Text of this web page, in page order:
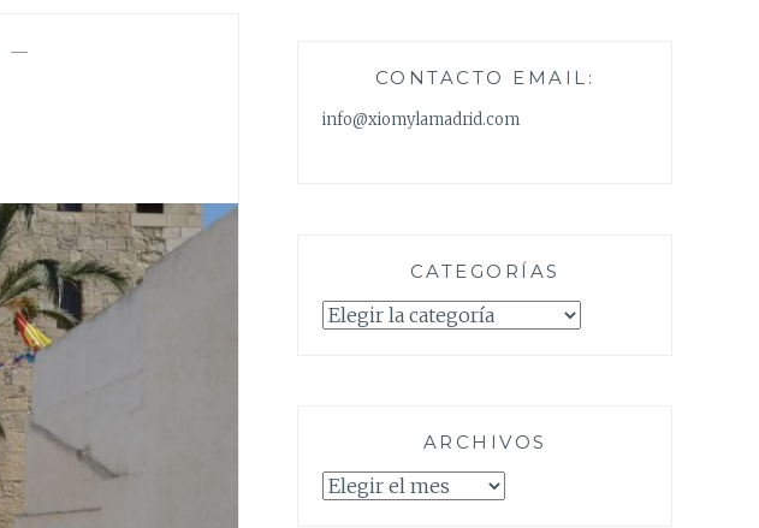
—
CONTACTO EMAIL:
info@xiomylamadrid.com
CATEGORÍAS
Categorías
ARCHIVOS
Archivos